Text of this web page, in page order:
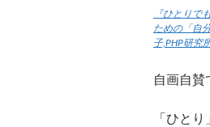
『ひとりで
ための「自
子,PHP研究
自画自
「ひと